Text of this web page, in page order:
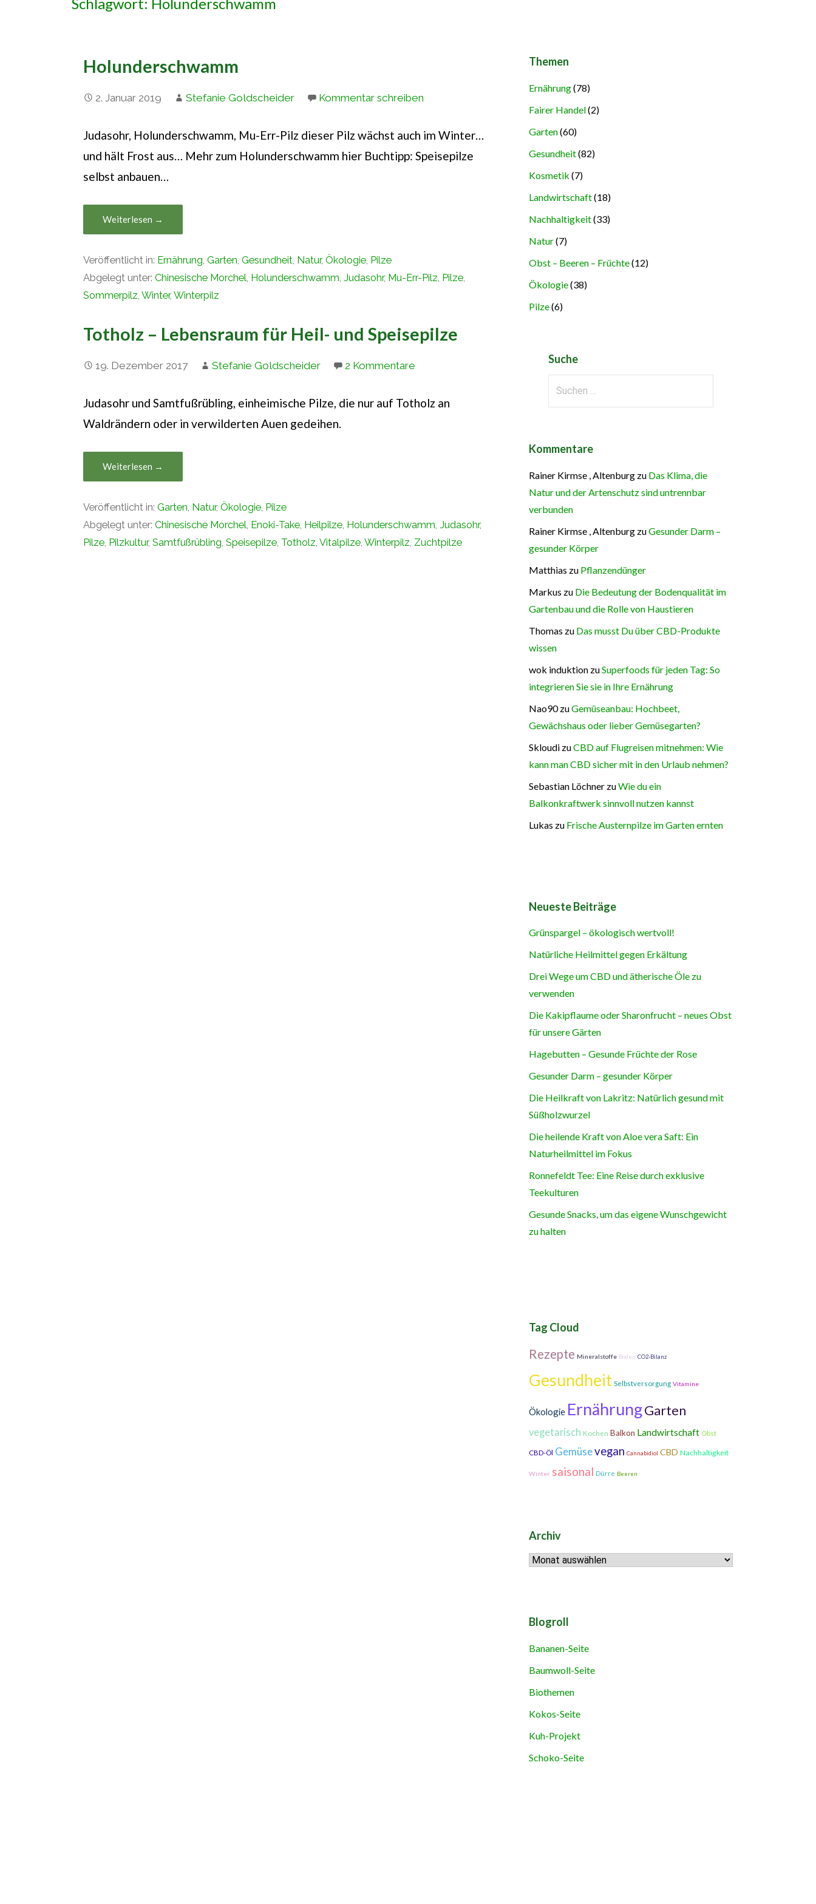
Schlagwort: Holunderschwamm
Holunderschwamm
2. Januar 2019 Stefanie Goldscheider Kommentar schreiben
Judasohr, Holunderschwamm, Mu-Err-Pilz dieser Pilz wächst auch im Winter…
und hält Frost aus… Mehr zum Holunderschwamm hier Buchtipp: Speisepilze
selbst anbauen…
Weiterlesen →
Veröffentlicht in: Ernährung,Garten,Gesundheit, Natur,Ökologie, Pilze
Abgelegt unter:Chinesische Morchel, Holunderschwamm,Judasohr, Mu-Err-Pilz, Pilze,
Sommerpilz,Winter,Winterpilz
Totholz – Lebensraum für Heil- und Speisepilze
19. Dezember 2017 Stefanie Goldscheider 2 Kommentare
Judasohr und Samtfußrübling, einheimische Pilze, die nur auf Totholz an
Waldrändern oder in verwilderten Auen gedeihen.
Weiterlesen →
Veröffentlicht in:Garten, Natur,Ökologie, Pilze
Abgelegt unter:Chinesische Morchel, Enoki-Take, Heilpilze, Holunderschwamm,Judasohr,
Pilze, Pilzkultur,Samtfußrübling,Speisepilze, Totholz,Vitalpilze,Winterpilz, Zuchtpilze
Themen
Ernährung(78)
Fairer Handel(2)
Garten(60)
Gesundheit(82)
Kosmetik (7)
Landwirtschaft(18)
Nachhaltigkeit(33)
Natur(7)
Obst – Beeren – Früchte(12)
Ökologie(38)
Pilze(6)
Suche
Kommentare
Rainer Kirmse , Altenburgzu Das Klima, die
Natur und der Artenschutz sind untrennbar
verbunden
Rainer Kirmse , AltenburgzuGesunder Darm –
gesunder Körper
Matthias zu Pflanzendünger
Markus zu Die Bedeutung der Bodenqualität im
Gartenbau und die Rolle von Haustieren
Thomas zu Das musst Du über CBD-Produkte
wissen
wok induktionzuSuperfoods für jeden Tag: So
integrieren Sie sie in Ihre Ernährung
Nao90zuGemüseanbau: Hochbeet,
Gewächshaus oder lieber Gemüsegarten?
SkloudizuCBD auf Flugreisen mitnehmen: Wie
kann man CBD sicher mit in den Urlaub nehmen?
Sebastian LöchnerzuWie du ein
Balkonkraftwerk sinnvoll nutzen kannst
Lukas zu Frische Austernpilze im Garten ernten
Neueste Beiträge
Grünspargel – ökologisch wertvoll!
Natürliche Heilmittel gegen Erkältung
Drei Wege um CBD und ätherische Öle zu
verwenden
Die Kakipflaume oder Sharonfrucht – neues Obst
für unsere Gärten
Hagebutten – Gesunde Früchte der Rose
Gesunder Darm – gesunder Körper
Die Heilkraft von Lakritz: Natürlich gesund mit
Süßholzwurzel
Die heilende Kraft von Aloe vera Saft: Ein
Naturheilmittel im Fokus
Ronnefeldt Tee: Eine Reise durch exklusive
Teekulturen
Gesunde Snacks, um das eigene Wunschgewicht
zu halten
Tag Cloud
Rezepte Mineralstoffe Boden CO2-Bilanz
Gesundheit Selbstversorgung Vitamine
Ökologie ErnährungGarten
vegetarisch Kochen Balkon Landwirtschaft Obst
CBD-Öl Gemüsevegan Cannabidiol CBD Nachhaltigkeit
Winter saisonal Dürre Beeren
Archiv
Archiv
Blogroll
Bananen-Seite
Baumwoll-Seite
Biothemen
Kokos-Seite
Kuh-Projekt
Schoko-Seite